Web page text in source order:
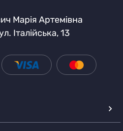
Марія Артемівна
Італійська, 13